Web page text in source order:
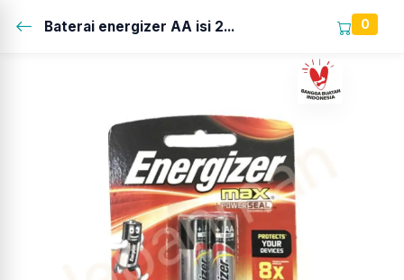
Baterai energizer AA isi 2... 0